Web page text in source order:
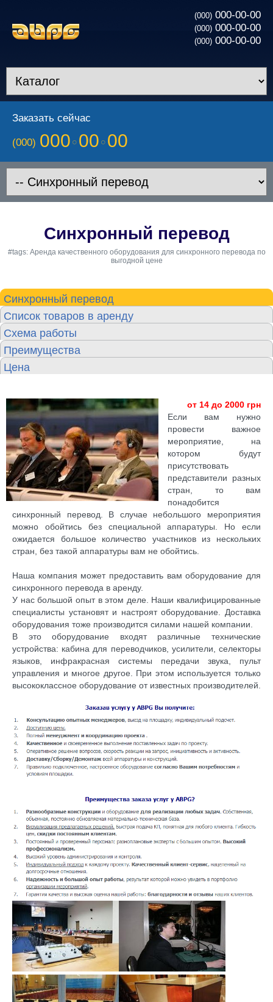
(000) 000-00-00
(000) 000-00-00
(000) 000-00-00
Заказать сейчас
(000) 000 00 00
Синхронный перевод
#tags: Аренда качественного оборудования для синхронного перевода по
выгодной цене
Синхронный перевод
Список товаров в аренду
Схема работы
Преимущества
Цена
от 14 до 2000 грн
Если вам нужно
провести важное
мероприятие, на
котором будут
присутствовать
представители разных
стран, то вам
понадобится
синхронный перевод. В случае небольшого мероприятия
можно обойтись без специальной аппаратуры. Но если
ожидается большое количество участников из нескольких
стран, без такой аппаратуры вам не обойтись.
Наша компания может предоставить вам оборудование для
синхронного перевода в аренду.
У нас большой опыт в этом деле. Наши квалифицированные
специалисты установят и настроят оборудование. Доставка
оборудования тоже производится силами нашей компании.
В это оборудование входят различные технические
устройства: кабина для переводчиков, усилители, селекторы
языков, инфракрасная системы передачи звука, пульт
управления и многое другое. При этом используется только
высококлассное оборудование от известных производителей.